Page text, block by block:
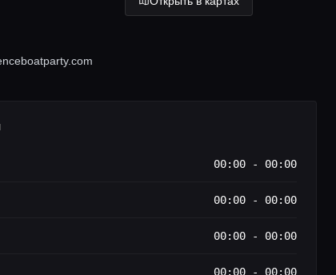
00:00 - 00:00
00:00 - 00:00
00:00 - 00:00
00:00 - 00:00